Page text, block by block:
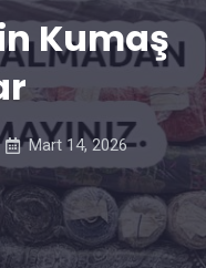
Kumaş
Mart 14, 2026